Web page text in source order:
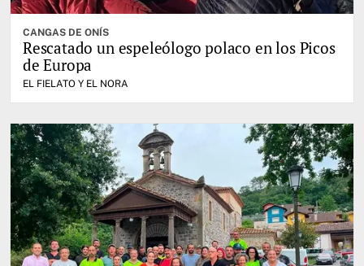
CANGAS DE ONÍS
Rescatado un espeleólogo polaco en los Picos
de Europa
EL FIELATO Y EL NORA